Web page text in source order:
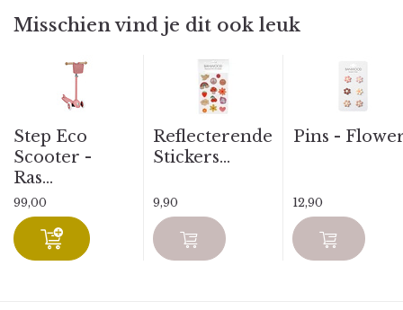
Misschien vind je dit ook leuk
Step Eco
Scooter -
Ras...
99,00
Reflecterende
Stickers...
9,90
Pins -
12,90